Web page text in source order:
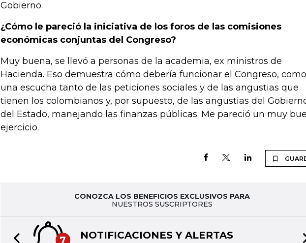
Gobierno.
¿Cómo le pareció la iniciativa de los foros de las comisiones
económicas conjuntas del Congreso?
Muy buena, se llevó a personas de la academia, ex ministros de
Hacienda. Eso demuestra cómo debería funcionar el Congreso, como
una escucha tanto de las peticiones sociales y de las angustias que
tienen los colombianos y, por supuesto, de las angustias del
del Estado, manejando las finanzas públicas. Me pareció un muy
ejercicio.
CONOZCA LOS BENEFICIOS EXCLUSIVOS PARA
NUESTROS SUSCRIPTORES
7 NOTIFICACIONES Y ALERTAS